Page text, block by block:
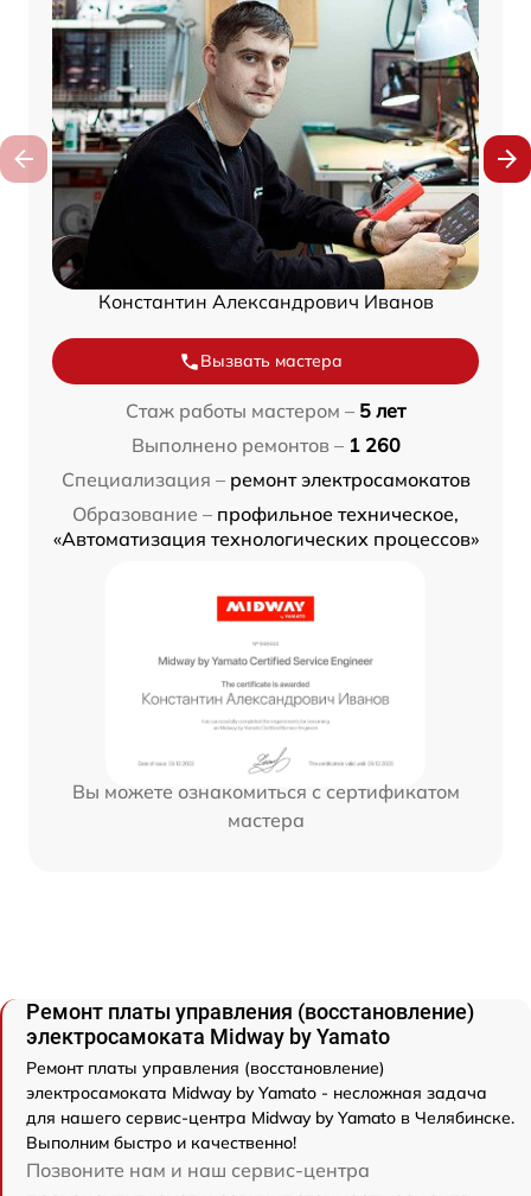
Константин Александрович Иванов
Вызвать мастера
Стаж работы мастером – 5 лет
Выполнено ремонтов – 1 260
Специализация – ремонт электросамокатов
Образование – профильное техническое,
«Автоматизация технологических процессов»
Вы можете ознакомиться с сертификатом
мастера
Ремонт платы управления (восстановление)
электросамоката Midway by Yamato
Ремонт платы управления (восстановление)
электросамоката Midway by Yamato - несложная задача
для нашего сервис-центра Midway by Yamato в Челябинске.
Выполним быстро и качественно!
Позвоните нам и наш сервис-центра